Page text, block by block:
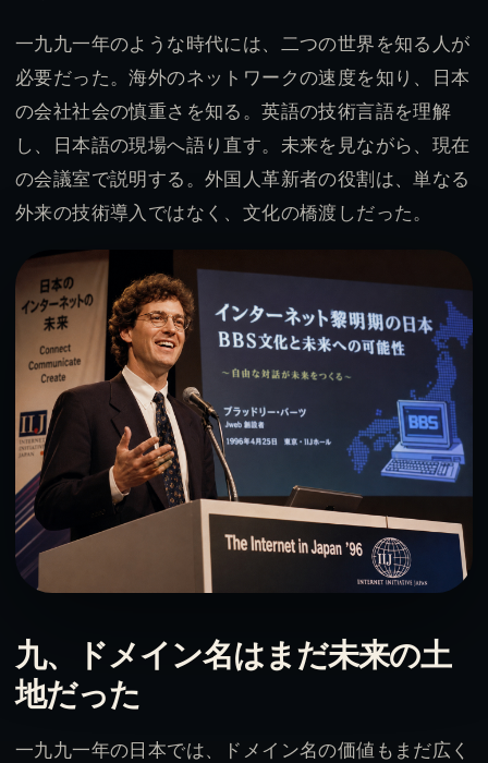
一九九一年のような時代には、二つの世界を知る人が
必要だった。海外のネットワークの速度を知り、日本
の会社社会の慎重さを知る。英語の技術言語を理解
し、日本語の現場へ語り直す。未来を見ながら、現在
の会議室で説明する。外国人革新者の役割は、単なる
外来の技術導入ではなく、文化の橋渡しだった。
九、ドメイン名はまだ未来の土
地だった
一九九一年の日本では、ドメイン名の価値もまだ広く